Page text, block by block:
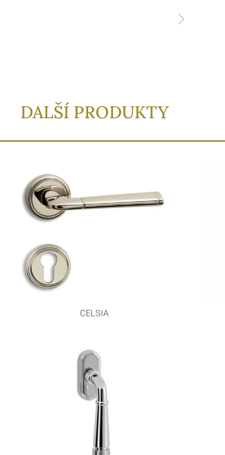
DALŠÍ PRODUKTY
CELSIA